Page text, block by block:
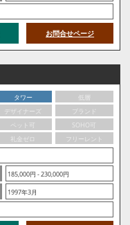
お問合せページ
タワー
低層
デザイナーズ
ブランド
ペット可
SOHO可
礼金ゼロ
フリーレント
185,000円 - 230,000円
1997年3月